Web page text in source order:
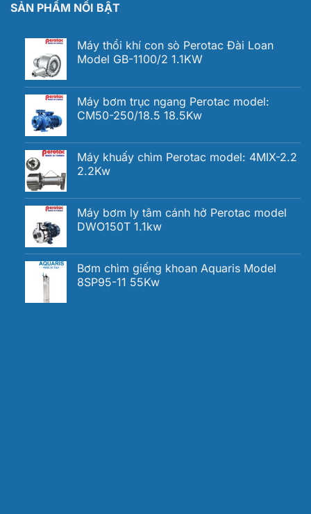
SẢN PHẨM NỔI BẬT
Máy thổi khí con sò Perotac Đài Loan
Model GB-1100/2 1.1KW
Máy bơm trục ngang Perotac model:
CM50-250/18.5 18.5Kw
Máy khuấy chìm Perotac model: 4MIX-2.2
2.2Kw
Máy bơm ly tâm cánh hở Perotac model
DWO150T 1.1kw
Bơm chìm giếng khoan Aquaris Model
8SP95-11 55Kw